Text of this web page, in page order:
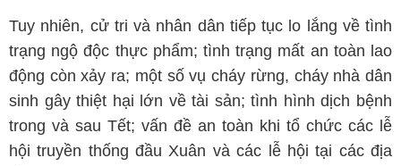
Tuy nhiên, cử tri và nhân dân tiếp tục lo lắng về tình
trạng ngộ độc thực phẩm; tình trạng mất an toàn lao
động còn xảy ra; một số vụ cháy rừng, cháy nhà dân
sinh gây thiệt hại lớn về tài sản; tình hình dịch bệnh
trong và sau Tết; vấn đề an toàn khi tổ chức các lễ
hội truyền thống đầu Xuân và các lễ hội tại các địa